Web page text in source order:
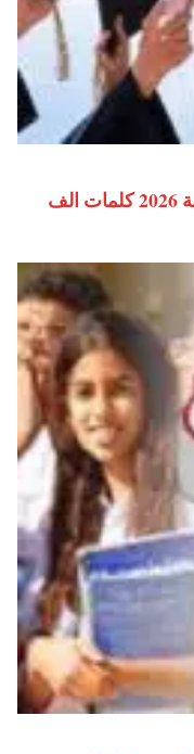
اجدد رسائل تهنئة نتيجة الثانوية العامة 2026 كلمات الف